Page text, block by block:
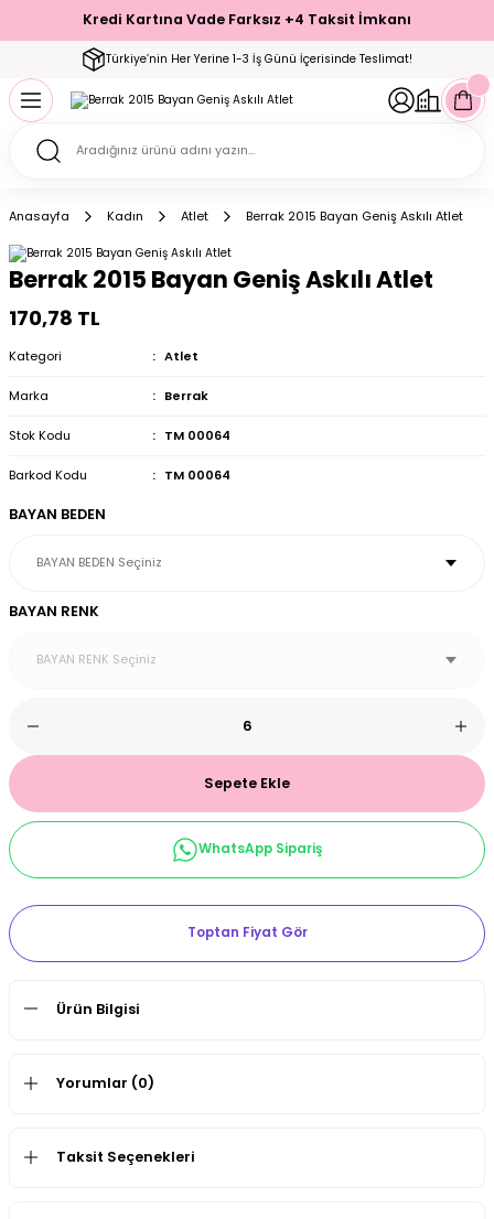
Kredi Kartına Vade Farksız +4 Taksit İmkanı
Türkiye’nin Her Yerine 1-3 İş Günü İçerisinde Teslimat!
Geri Dön
& Büstiyer Takım
Geri Dön
Geri Dön
Geri Dön
Setler
Geri Dön
Geri Dön
Geri Dön
Çorap
Geri Dön
Geri Dön
Anasayfa Kadın Atlet Berrak 2015 Bayan Geniş Askılı Atlet
Berrak 2015 Bayan Geniş Askılı Atlet
170,78 TL
Kategori Atlet
Marka Berrak
Stok Kodu TM 00064
Barkod Kodu TM 00064
BAYAN BEDEN
BAYAN RENK
Sepete Ekle
WhatsApp Sipariş
Toptan Fiyat Gör
Ürün Bilgisi
Yorumlar (0)
Taksit Seçenekleri